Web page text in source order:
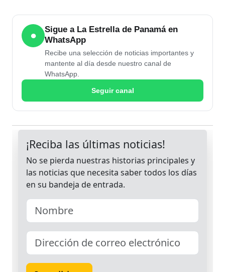
●
Sigue a La Estrella de Panamá en
WhatsApp
Recibe una selección de noticias importantes y
mantente al día desde nuestro canal de
WhatsApp.
Seguir canal